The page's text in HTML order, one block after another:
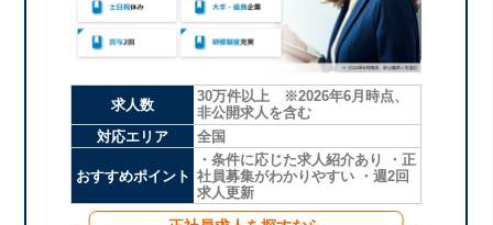
求人数
30万件以上 ※2026年6月時点、
非公開求人を含む
対応エリア
全国
おすすめポイント
・条件に応じた求人紹介あり ・正
社員募集がわかりやすい ・週2回
求人更新